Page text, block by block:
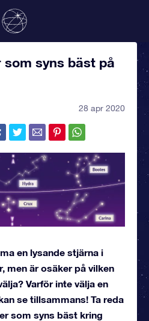
syns bäst på
28 apr 2020
en lysande stjärna i
men är osäker på vilken
Varför inte välja en
se tillsammans! Ta reda
som syns bäst kring